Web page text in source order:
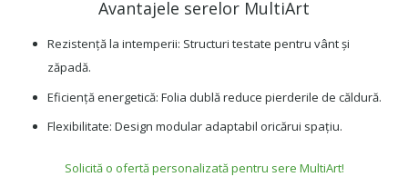
Avantajele serelor MultiArt
Rezistență la intemperii: Structuri testate pentru vânt și
zăpadă.
Eficiență energetică: Folia dublă reduce pierderile de căldură.
Flexibilitate: Design modular adaptabil oricărui spațiu.
Solicită o ofertă personalizată pentru sere MultiArt!